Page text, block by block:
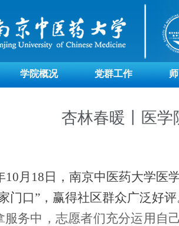
学院概况 党群工作
杏林春暖丨医学
10月 18 日，南京中医药大学医
门口”，赢得社区群众广泛好
服务中，志愿者们充分运用自